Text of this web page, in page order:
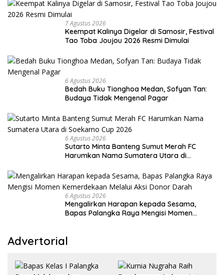
7 Agustus 2026
Keempat Kalinya Digelar di Samosir, Festival
Tao Toba Joujou 2026 Resmi Dimulai
6 Agustus 2026
Bedah Buku Tionghoa Medan, Sofyan Tan:
Budaya Tidak Mengenal Pagar
6 Agustus 2026
Sutarto Minta Banteng Sumut Merah FC
Harumkan Nama Sumatera Utara di
6 Agustus 2026
Mengalirkan Harapan kepada Sesama,
Bapas Palangka Raya Mengisi Momen
Advertorial